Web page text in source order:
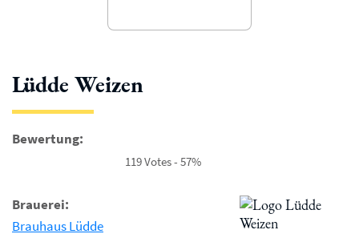
Lüdde Weizen
Bewertung:
119 Votes - 57%
Brauerei:
Brauhaus Lüdde